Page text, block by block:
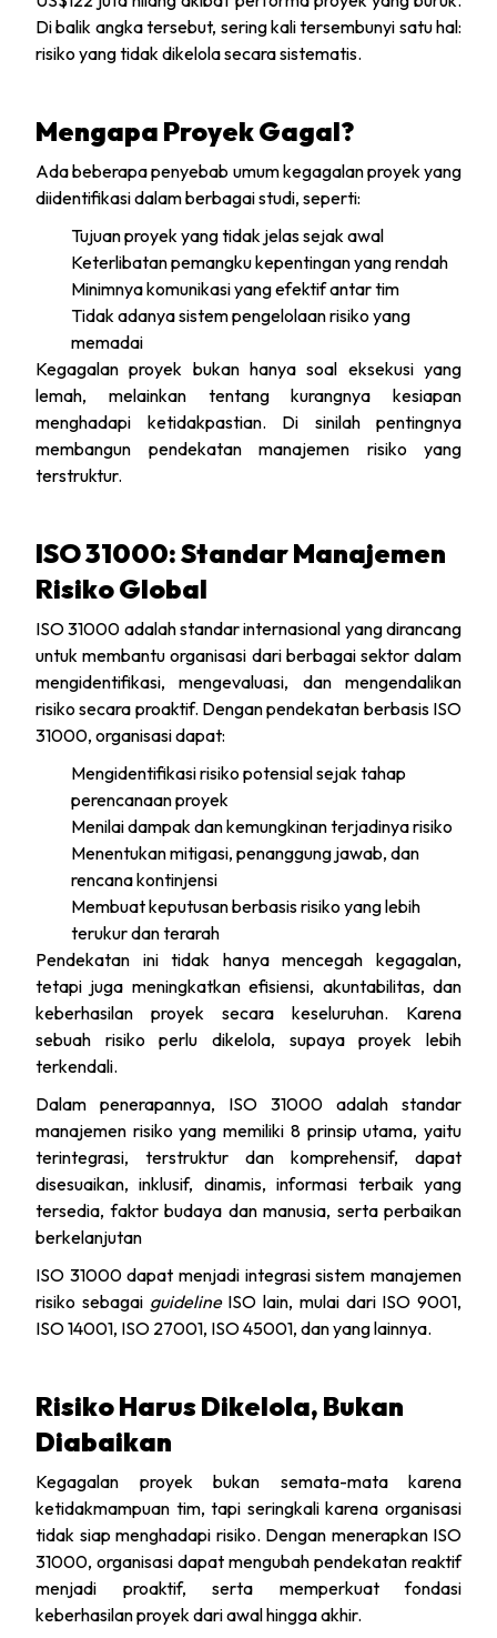
Di balik angka tersebut, sering kali tersembunyi satu hal:
risiko yang tidak dikelola secara sistematis.
Mengapa Proyek Gagal?
Ada beberapa penyebab umum kegagalan proyek yang
diidentifikasi dalam berbagai studi, seperti:
Tujuan proyek yang tidak jelas sejak awal
Keterlibatan pemangku kepentingan yang rendah
Minimnya komunikasi yang efektif antar tim
Tidak adanya sistem pengelolaan risiko yang
memadai
Kegagalan proyek bukan hanya soal eksekusi yang
lemah, melainkan tentang kurangnya kesiapan
menghadapi ketidakpastian. Di sinilah pentingnya
membangun pendekatan manajemen risiko yang
terstruktur.
ISO 31000: Standar Manajemen
Risiko Global
ISO 31000 adalah standar internasional yang dirancang
untuk membantu organisasi dari berbagai sektor dalam
mengidentifikasi, mengevaluasi, dan mengendalikan
risiko secara proaktif. Dengan pendekatan berbasis ISO
31000, organisasi dapat:
Mengidentifikasi risiko potensial sejak tahap
perencanaan proyek
Menilai dampak dan kemungkinan terjadinya risiko
Menentukan mitigasi, penanggung jawab, dan
rencana kontinjensi
Membuat keputusan berbasis risiko yang lebih
terukur dan terarah
Pendekatan ini tidak hanya mencegah kegagalan,
tetapi juga meningkatkan efisiensi, akuntabilitas, dan
keberhasilan proyek secara keseluruhan. Karena
sebuah risiko perlu dikelola, supaya proyek lebih
terkendali.
Dalam penerapannya, ISO 31000 adalah standar
manajemen risiko yang memiliki 8 prinsip utama, yaitu
terintegrasi, terstruktur dan komprehensif, dapat
disesuaikan, inklusif, dinamis, informasi terbaik yang
tersedia, faktor budaya dan manusia, serta perbaikan
berkelanjutan
ISO 31000 dapat menjadi integrasi sistem manajemen
risiko sebagai guideline ISO lain, mulai dari ISO 9001,
ISO 14001, ISO 27001, ISO 45001, dan yang lainnya.
Risiko Harus Dikelola, Bukan
Diabaikan
Kegagalan proyek bukan semata-mata karena
ketidakmampuan tim, tapi seringkali karena organisasi
tidak siap menghadapi risiko. Dengan menerapkan ISO
31000, organisasi dapat mengubah pendekatan reaktif
menjadi proaktif, serta memperkuat fondasi
keberhasilan proyek dari awal hingga akhir.